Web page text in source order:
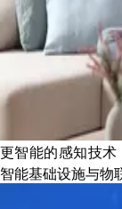
更智能的感知技
智能基础设施与物